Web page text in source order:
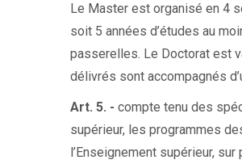
Le Master est organisé en 4
soit 5 années d’études au
passerelles. Le Doctorat est
délivrés sont accompagnés
Art. 5. - compte tenu des
supérieur, les programmes
l’Enseignement supérieur,